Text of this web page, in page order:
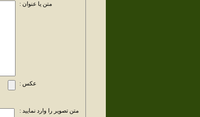
متن یا عنوان :
عکس :
متن تصویر را وارد نمایید :